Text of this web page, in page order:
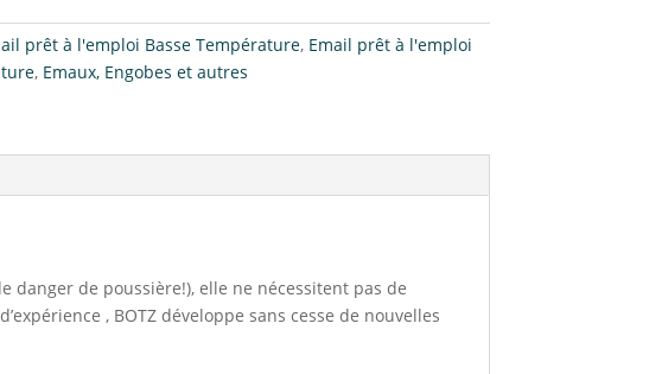
prêt à l'emploi Basse Température, Email prêt à l'emploi
, Emaux, Engobes et autres
danger de poussière!), elle ne nécessitent pas de
, BOTZ développe sans cesse de nouvelles